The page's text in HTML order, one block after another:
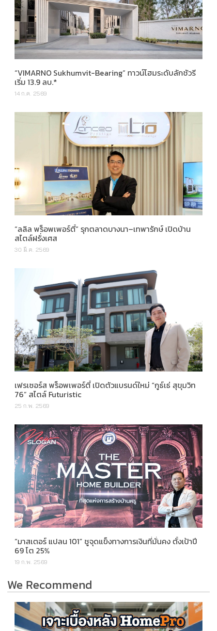
“VIMARNO Sukhumvit-Bearing” ทาวน์โฮมระดับลักชัวรี
เริ่ม 13.9 ลบ.*
14 ก.ค. 2569
“ลลิล พร็อพเพอร์ตี้” รุกตลาดบางนา–เทพารักษ์ เปิดบ้าน
สไตล์ฝรั่งเศส
30 มี.ค. 2569
เฟรเซอร์ส พร็อพเพอร์ตี้ เปิดตัวแบรนด์ใหม่ “กูธ์เธ่ สุขุมวิท
76” สไตล์ Futuristic
25 ก.พ. 2569
“มาสเตอร์ แปลน 101” ชูจุดแข็งทางการเงินที่มั่นคง ตั้งเป้าปี
69 โต 25%
19 ก.พ. 2569
We Recommend